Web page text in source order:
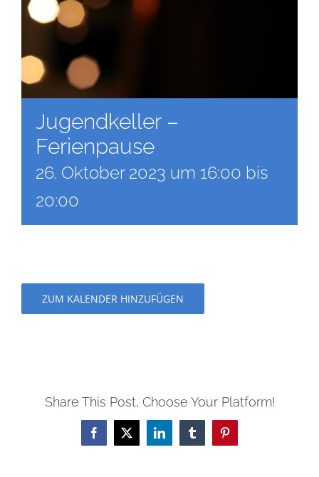
Jugendkeller –
Ferienpause
26. Oktober 2023 um 16:00 bis
20:00
ZUM KALENDER HINZUFÜGEN
Share This Post, Choose Your Platform!
Facebook
X LinkedInTumblrPinterest